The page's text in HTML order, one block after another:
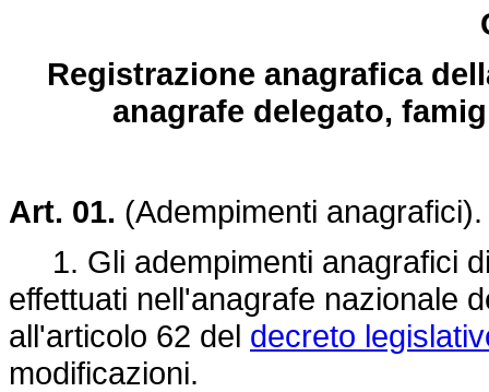
Registrazione anagrafica
anagrafe delegato,
Art. 01. (Adempimenti
1. Gli adempimenti anagrafici
effettuati nell'anagrafe nazionale
all'articolo 62 del decreto
modificazioni.